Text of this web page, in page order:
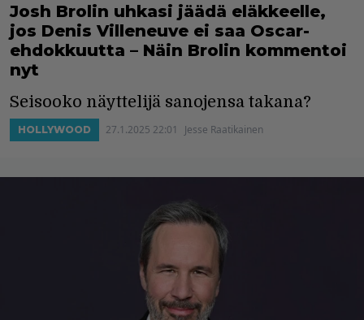
Josh Brolin uhkasi jäädä eläkkeelle,
jos Denis Villeneuve ei saa Oscar-
ehdokkuutta – Näin Brolin kommentoi
nyt
Seisooko näyttelijä sanojensa takana?
HOLLYWOOD 27.1.2025 22:01 Jesse Raatikainen